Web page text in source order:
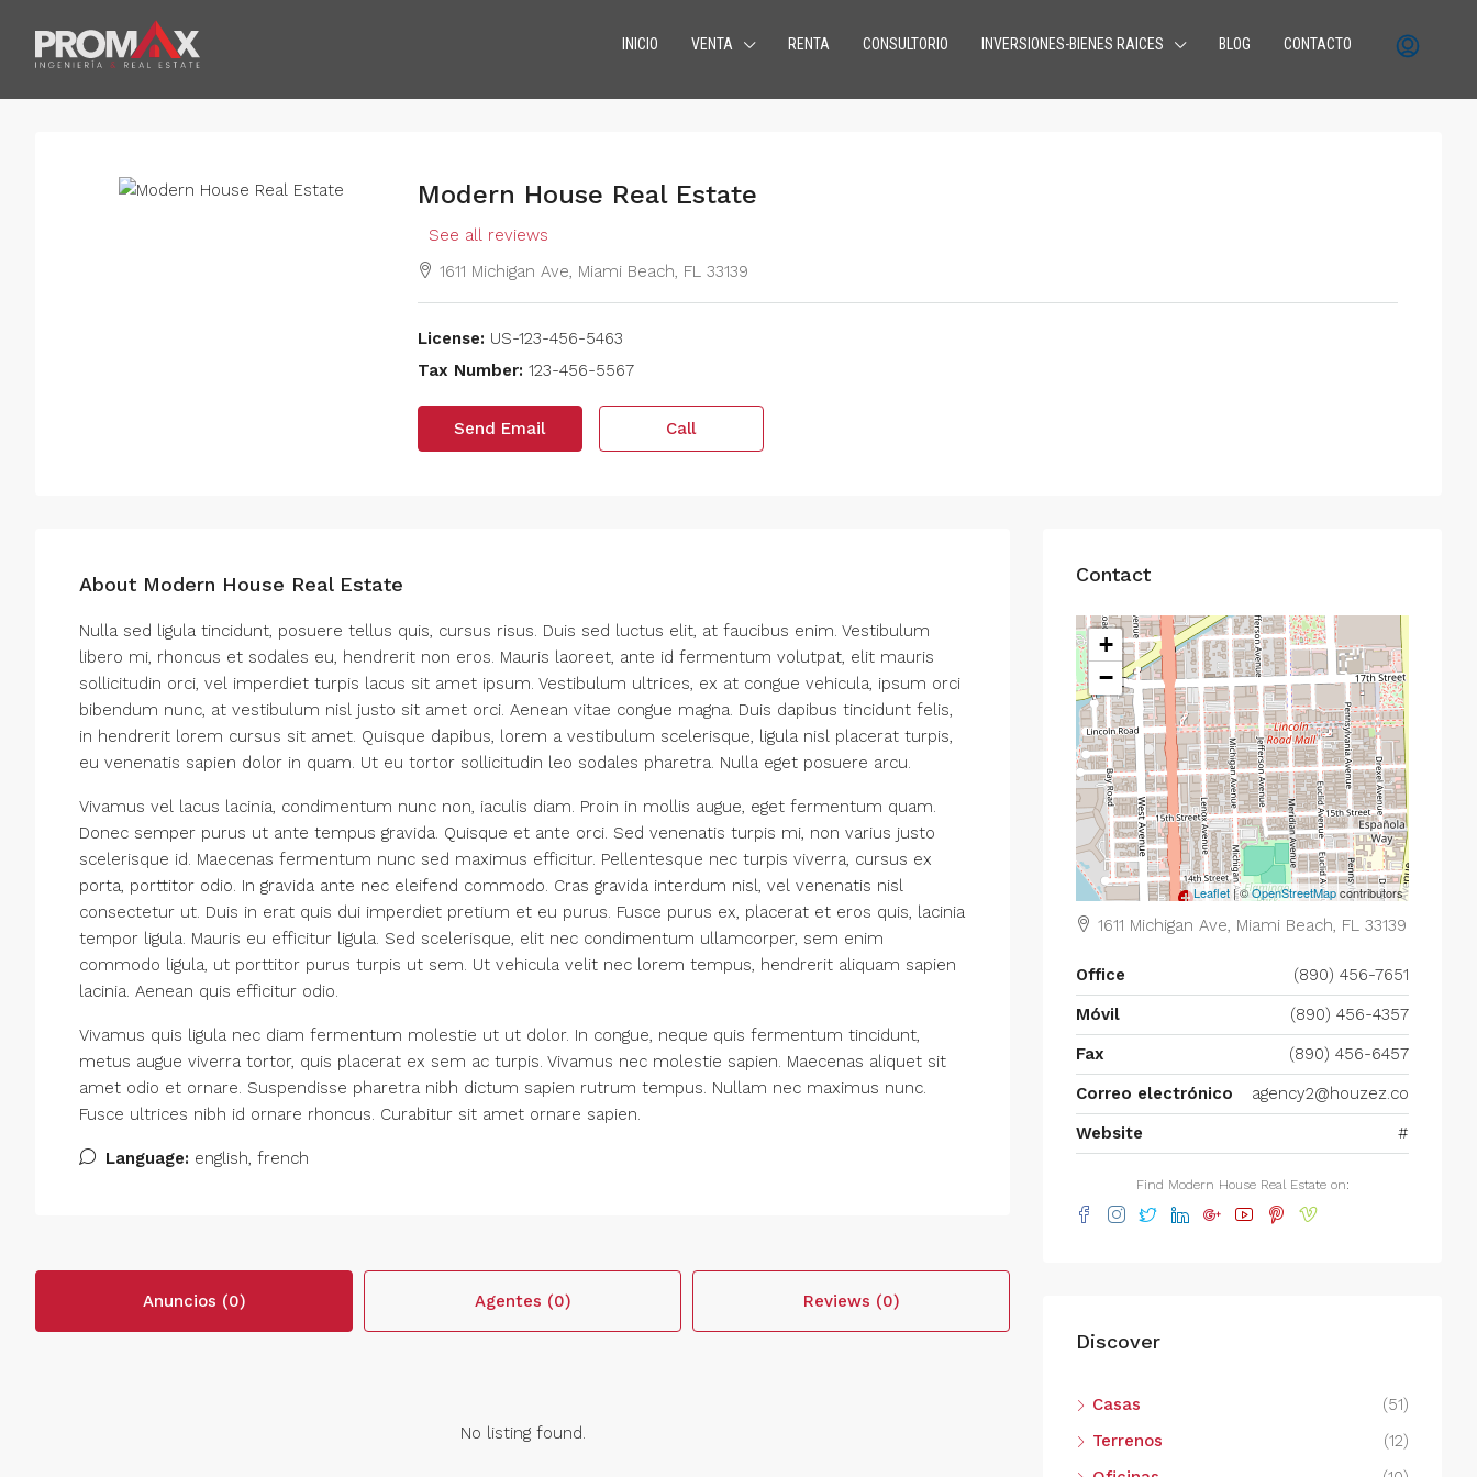
INICIO VENTA RENTA CONSULTORIO INVERSIONES-BIENES RAICES BLOG CONTACTO
Modern House Real Estate
See all reviews
1611 Michigan Ave, Miami Beach, FL 33139
License: US-123-456-5463
Tax Number: 123-456-5567
Send Email Call
About Modern House Real Estate
Nulla sed ligula tincidunt, posuere tellus quis, cursus risus. Duis sed luctus elit, at faucibus enim. Vestibulum
libero mi, rhoncus et sodales eu, hendrerit non eros. Mauris laoreet, ante id fermentum volutpat, elit mauris
sollicitudin orci, vel imperdiet turpis lacus sit amet ipsum. Vestibulum ultrices, ex at congue vehicula, ipsum orci
bibendum nunc, at vestibulum nisl justo sit amet orci. Aenean vitae congue magna. Duis dapibus tincidunt felis,
in hendrerit lorem cursus sit amet. Quisque dapibus, lorem a vestibulum scelerisque, ligula nisl placerat turpis,
eu venenatis sapien dolor in quam. Ut eu tortor sollicitudin leo sodales pharetra. Nulla eget posuere arcu.
Vivamus vel lacus lacinia, condimentum nunc non, iaculis diam. Proin in mollis augue, eget fermentum quam.
Donec semper purus ut ante tempus gravida. Quisque et ante orci. Sed venenatis turpis mi, non varius justo
scelerisque id. Maecenas fermentum nunc sed maximus efficitur. Pellentesque nec turpis viverra, cursus ex
porta, porttitor odio. In gravida ante nec eleifend commodo. Cras gravida interdum nisl, vel venenatis nisl
consectetur ut. Duis in erat quis dui imperdiet pretium et eu purus. Fusce purus ex, placerat et eros quis, lacinia
tempor ligula. Mauris eu efficitur ligula. Sed scelerisque, elit nec condimentum ullamcorper, sem enim
commodo ligula, ut porttitor purus turpis ut sem. Ut vehicula velit nec lorem tempus, hendrerit aliquam sapien
lacinia. Aenean quis efficitur odio.
Vivamus quis ligula nec diam fermentum molestie ut ut dolor. In congue, neque quis fermentum tincidunt,
metus augue viverra tortor, quis placerat ex sem ac turpis. Vivamus nec molestie sapien. Maecenas aliquet sit
amet odio et ornare. Suspendisse pharetra nibh dictum sapien rutrum tempus. Nullam nec maximus nunc.
Fusce ultrices nibh id ornare rhoncus. Curabitur sit amet ornare sapien.
Language: english, french
Anuncios (0) Agentes (0) Reviews (0)
No listing found.
Contact
+
−
Leaflet | ©OpenStreetMapcontributors
1611 Michigan Ave, Miami Beach, FL 33139
Office
(890) 456-7651
Móvil
(890) 456-4357
Fax
(890) 456-6457
Correo electrónico
agency2@houzez.co
Website
#
Find Modern House Real Estate on:
Discover
Casas
(51)
Terrenos
(12)